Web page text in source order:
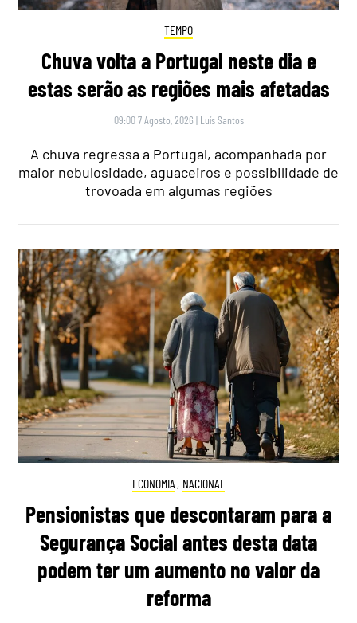
TEMPO
Chuva volta a Portugal neste dia e
estas serão as regiões mais afetadas
09:00 7 Agosto, 2026 | Luís Santos
A chuva regressa a Portugal, acompanhada por
maior nebulosidade, aguaceiros e possibilidade de
trovoada em algumas regiões
ECONOMIA , NACIONAL
Pensionistas que descontaram para a
Segurança Social antes desta data
podem ter um aumento no valor da
reforma